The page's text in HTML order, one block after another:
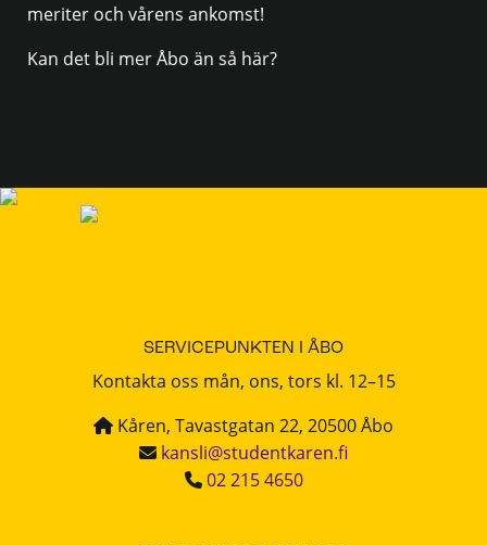
meriter och vårens ankomst!
Kan det bli mer Åbo än så här?
SERVICEPUNKTEN I ÅBO
Kontakta oss mån, ons, tors kl. 12–15
Kåren, Tavastgatan 22, 20500 Åbo
kansli@studentkaren.fi
02 215 4650